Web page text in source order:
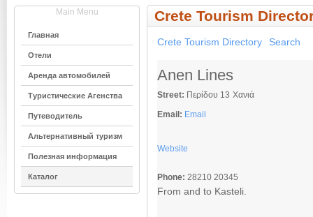
Main Menu
Главная
Отели
Аренда автомобилей
Туристические Агенства
Путеводитель
Альтернативный туризм
Полезная информация
Каталог
Crete Tourism
Crete Tourism Directory Search
Anen Lines
Street: Περίδου 13 Χανιά
Email: Email
Website
Phone: 28210 20345
From and to Kasteli.